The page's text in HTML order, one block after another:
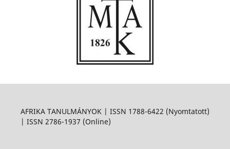
AFRIKA TANULMÁNYOK | ISSN 1788-6422 (Nyomtatott)
| ISSN 2786-1937 (Online)